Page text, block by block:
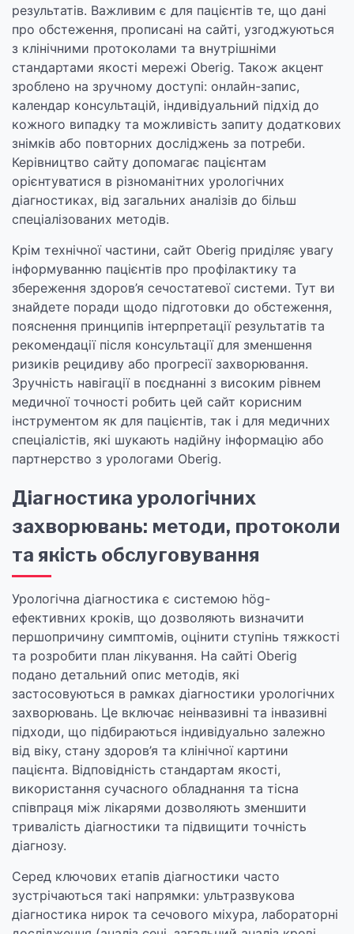
результатів. Важливим є для пацієнтів те, що дані
про обстеження, прописані на сайті, узгоджуються
з клінічними протоколами та внутрішніми
стандартами якості мережі Oberig. Також акцент
зроблено на зручному доступі: онлайн-запис,
календар консультацій, індивідуальний підхід до
кожного випадку та можливість запиту додаткових
знімків або повторних досліджень за потреби.
Керівництво сайту допомагає пацієнтам
орієнтуватися в різноманітних урологічних
діагностиках, від загальних аналізів до більш
спеціалізованих методів.
Крім технічної частини, сайт Oberig приділяє увагу
інформуванню пацієнтів про профілактику та
збереження здоров’я сечостатевої системи. Тут ви
знайдете поради щодо підготовки до обстеження,
пояснення принципів інтерпретації результатів та
рекомендації після консультації для зменшення
ризиків рецидиву або прогресії захворювання.
Зручність навігації в поєднанні з високим рівнем
медичної точності робить цей сайт корисним
інструментом як для пацієнтів, так і для медичних
спеціалістів, які шукають надійну інформацію або
партнерство з урологами Oberig.
Діагностика урологічних
захворювань: методи, протоколи
та якість обслуговування
Урологічна діагностика є системою hög-
ефективних кроків, що дозволяють визначити
першопричину симптомів, оцінити ступінь тяжкості
та розробити план лікування. На сайті Oberig
подано детальний опис методів, які
застосовуються в рамках діагностики урологічних
захворювань. Це включає неінвазивні та інвазивні
підходи, що підбираються індивідуально залежно
від віку, стану здоров’я та клінічної картини
пацієнта. Відповідність стандартам якості,
використання сучасного обладнання та тісна
співпраця між лікарями дозволяють зменшити
тривалість діагностики та підвищити точність
діагнозу.
Серед ключових етапів діагностики часто
зустрічаються такі напрямки: ультразвукова
діагностика нирок та сечового міхура, лабораторні